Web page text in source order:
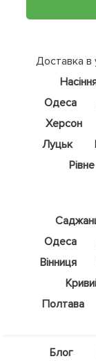
Доставка в
Одеса
Херсон
Луцьк
Рівне
Одеса
Вінниця
Полтава
Блог